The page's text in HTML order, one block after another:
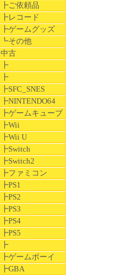
┣ご依頼品
┣レコード
┣ゲームグッズ
┗その他
中古
┣
┣
┣SFC_SNES
┣NINTENDO64
┣ゲームキューブ
┣Wii
┣Wii U
┣Switch
┣Switch2
┣ファミコン
┣PS1
┣PS2
┣PS3
┣PS4
┣PS5
┣
┣ゲームボーイ
┣GBA